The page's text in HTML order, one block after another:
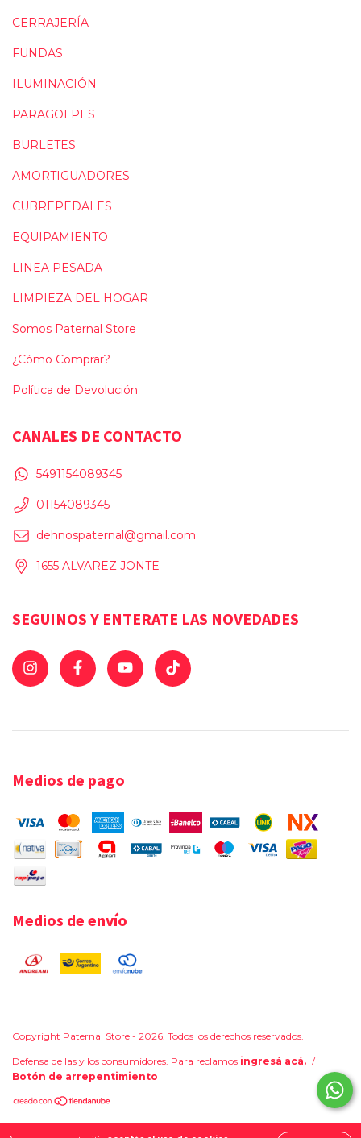
CERRAJERÍA
FUNDAS
ILUMINACIÓN
PARAGOLPES
BURLETES
AMORTIGUADORES
CUBREPEDALES
EQUIPAMIENTO
LINEA PESADA
LIMPIEZA DEL HOGAR
Somos Paternal Store
¿Cómo Comprar?
Política de Devolución
CANALES DE CONTACTO
5491154089345
01154089345
dehnospaternal@gmail.com
1655 ALVAREZ JONTE
SEGUINOS Y ENTERATE LAS NOVEDADES
Medios de pago
Medios de envío
Copyright Paternal Store - 2026. Todos los derechos reservados.
Defensa de las y los consumidores. Para reclamos ingresá acá. /
Botón de arrepentimiento